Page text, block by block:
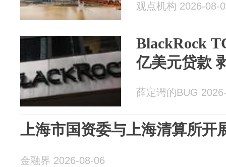
观点机构 2026-08-
BlackRock
亿美元贷款
薛定谔的BUG
上海市国资委与上海清算所开
金融界 2026-08-06